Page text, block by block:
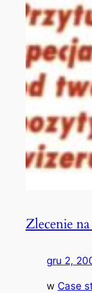
Zlecenie
gru 2,
w Case